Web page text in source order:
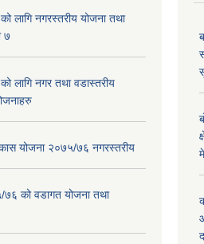
लागि नगरस्तरीय योजना तथा
७
लागि नगर तथा वडास्तरीय
योजना २०७५/७६ नगरस्तरीय
७६ को वडागत योजना तथा